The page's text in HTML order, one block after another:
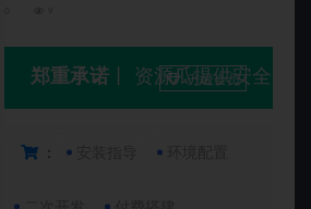
资源编
郑重承诺 丨 资源瓜提供安全
升级会员
：